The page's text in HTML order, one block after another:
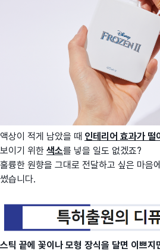
액상이 적게 남았을 때 인테리어 효과가 떨
보이기 위한 색소를 넣을 일도 없겠죠?
훌륭한 원향을 그대로 전달하고 싶은 마음
썼습니다.
스틱 끝에 꽃이나 모형 장식을 달면 이쁘지